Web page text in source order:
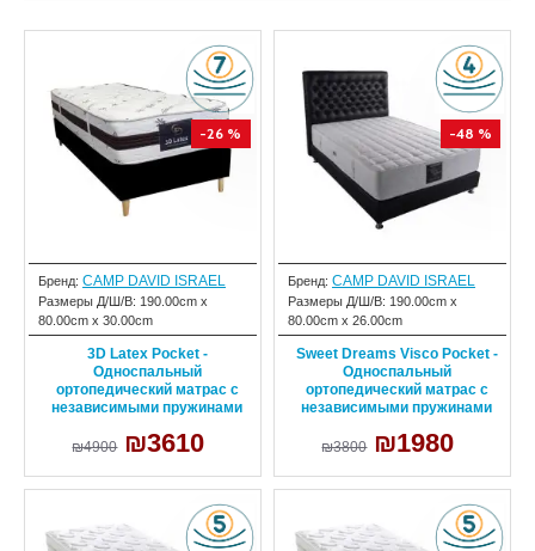
-26 %
Бренд: CAMP DAVID ISRAEL
Размеры Д/Ш/В: 190.00cm x
80.00cm x 30.00cm
3D Latex Pocket -
Односпальный
ортопедический матрас с
независимыми пружинами
₪4900 ₪3610
-48 %
Бренд: CAMP DAVID ISRAEL
Размеры Д/Ш/В: 190.00cm x
80.00cm x 26.00cm
Sweet Dreams Visco Pocket -
Односпальный
ортопедический матрас с
независимыми пружинами
₪3800 ₪1980